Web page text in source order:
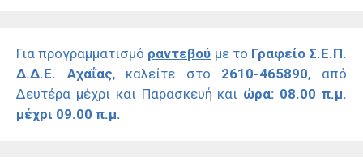
Για προγραμματισμό ραντεβού με το Γραφείο Σ.Ε.Π.
Δ.Δ.Ε. Αχαΐας, καλείτε στο 2610-465890, από
Δευτέρα μέχρι και Παρασκευή και ώρα: 08.00 π.μ.
μέχρι 09.00 π.μ.